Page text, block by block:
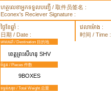
ហត្ថលេខាអ្នកទទួលបញ្ធើ / 取件员签名 :
Econex's Reciever Signature :
ថ្ងៃខែឆ្នាំ :
日期 / Date :
វេលាម៉ោង :
时间 / Time :
គោលដៅ / Destination 目的地
ខេត្តព្រះសីហនុ SHV
ចំនួន / Pieces 件数
9BOXES
ទម្ងន់សរុប / Total Weight 总重